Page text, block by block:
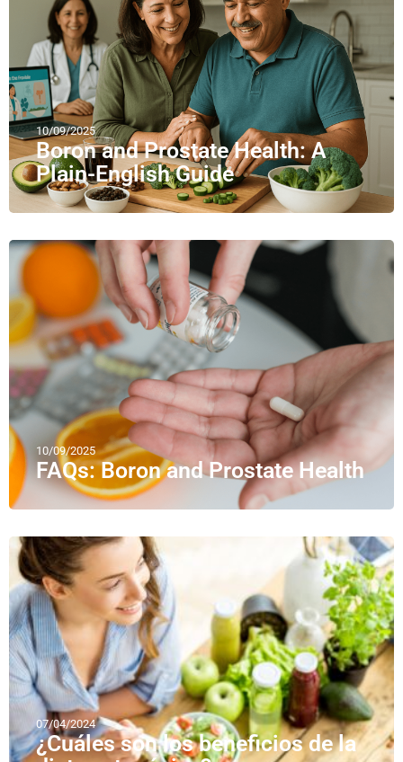
10/09/2025
Boron and Prostate Health: A
Plain-English Guide
10/09/2025
FAQs: Boron and Prostate Health
07/04/2024
¿Cuáles son los beneficios de la